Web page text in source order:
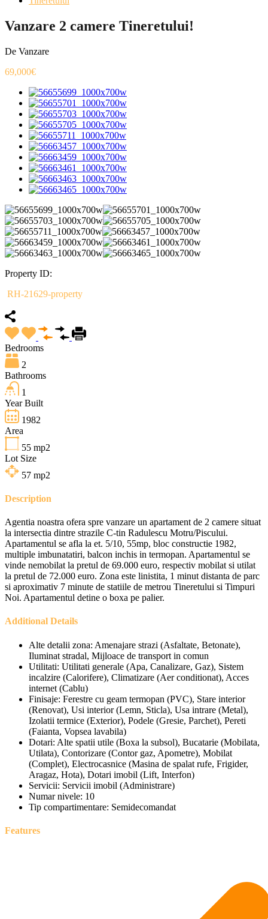
Vanzare 2 camere Tineretului!
De Vanzare
69,000€
Property ID:
RH-21629-property
Bedrooms
2
Bathrooms
1
Year Built
1982
Area
55 mp2
Lot Size
57 mp2
Description
Agentia noastra ofera spre vanzare un apartament de 2 camere situat
la intersectia dintre strazile C-tin Radulescu Motru/Piscului.
Apartamentul se afla la et. 5/10, 55mp, bloc constructie 1982,
multiple imbunatatiri, balcon inchis in termopan. Apartamentul se
vinde nemobilat la pretul de 69.000 euro, respectiv mobilat si utilat
la pretul de 72.000 euro. Zona este linistita, 1 minut distanta de parc
si aproximativ 7 minute de statiile de metrou Tineretului si Timpuri
Noi. Apartamentul detine o boxa pe palier.
Additional Details
Alte detalii zona: Amenajare strazi (Asfaltate, Betonate),
Iluminat stradal, Mijloace de transport in comun
Utilitati: Utilitati generale (Apa, Canalizare, Gaz), Sistem
incalzire (Calorifere), Climatizare (Aer conditionat), Acces
internet (Cablu)
Finisaje: Ferestre cu geam termopan (PVC), Stare interior
(Renovat), Usi interior (Lemn, Sticla), Usa intrare (Metal),
Izolatii termice (Exterior), Podele (Gresie, Parchet), Pereti
(Faianta, Vopsea lavabila)
Dotari: Alte spatii utile (Boxa la subsol), Bucatarie (Mobilata,
Utilata), Contorizare (Contor gaz, Apometre), Mobilat
(Complet), Electrocasnice (Masina de spalat rufe, Frigider,
Aragaz, Hota), Dotari imobil (Lift, Interfon)
Servicii: Servicii imobil (Administrare)
Numar nivele: 10
Tip compartimentare: Semidecomandat
Features